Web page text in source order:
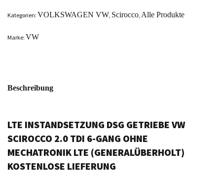
Kategorien: VOLKSWAGEN VW Scirocco Alle Produkte
Marke: VW
Beschreibung
LTE INSTANDSETZUNG DSG GETRIEBE VW
SCIROCCO 2.0 TDI 6-GANG OHNE
MECHATRONIK LTE (GENERALÜBERHOLT)
KOSTENLOSE LIEFERUNG